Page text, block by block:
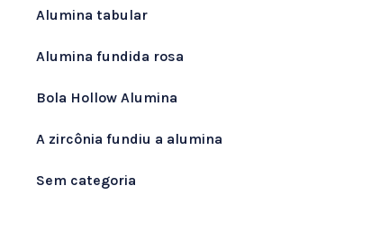
Alumina tabular
Alumina fundida rosa
Bola Hollow Alumina
A zircônia fundiu a alumina
Sem categoria